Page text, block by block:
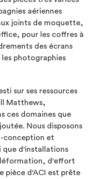
aériennes
joints de moquette,
pour les coffres à
des écrans
les photographies
sur ses ressources
Matthews,
ces domaines que
Nous disposons
conception et
que d'installations
d'effort
pièce d'ACI est prête